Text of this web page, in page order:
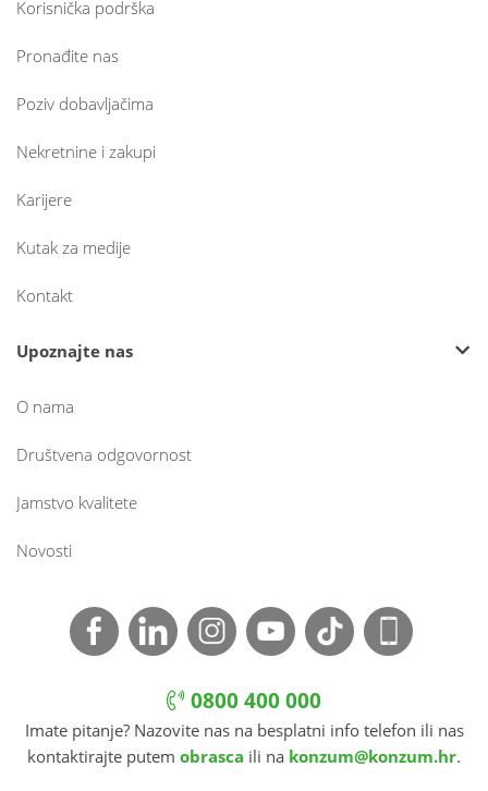
Korisnička podrška
Pronađite nas
Poziv dobavljačima
Nekretnine i zakupi
Karijere
Kutak za medije
Kontakt
Upoznajte nas
O nama
Društvena odgovornost
Jamstvo kvalitete
Novosti
0800 400 000
Imate pitanje? Nazovite nas na besplatni info telefon ili nas
kontaktirajte putem obrasca ili na konzum@konzum.hr.